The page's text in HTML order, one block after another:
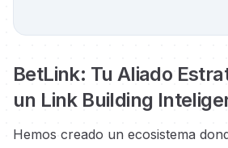
BetLink: Tu Aliado
un Link Building
Hemos creado un ecosistema